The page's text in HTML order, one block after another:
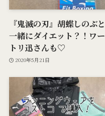
『鬼滅の刃』胡蝶しのぶと
一緒にダイエット？！ワー
トリ迅さんも♡
2020年5月21日